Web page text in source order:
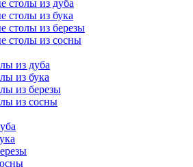
столы из дуба
столы из бука
столы из березы
столы из сосны
из дуба
из бука
из березы
из сосны